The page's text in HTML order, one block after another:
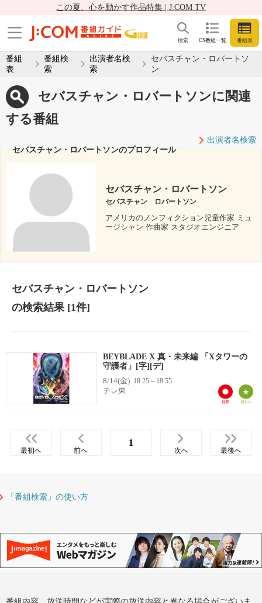
この夏、心を動かす作品特集 | J:COM TV
CS番組一覧 番組表
検索
番組
表
番組検
索
出演者名検
索
セバスチャン・ロバートソ
ン
セバスチャン・ロバートソンに関連
する番組
出演者名検索
セバスチャン・ロバートソンのプロフィール
セバスチャン・ロバートソン
セバスチャン ロバートソン
アメリカのノンフィクション児童作家 ミュ
ージシャン 作曲家 スタジオエンジニア
セバスチャン・ロバートソン
の検索結果[1件]
BEYBLADE X 真・未来編 「Xタワーの
守護者」[字][デ]
8/14(金) 18:25～18:55
テレ東
最初へ 前へ
1
次へ 最後へ
「番組検索」の使い方